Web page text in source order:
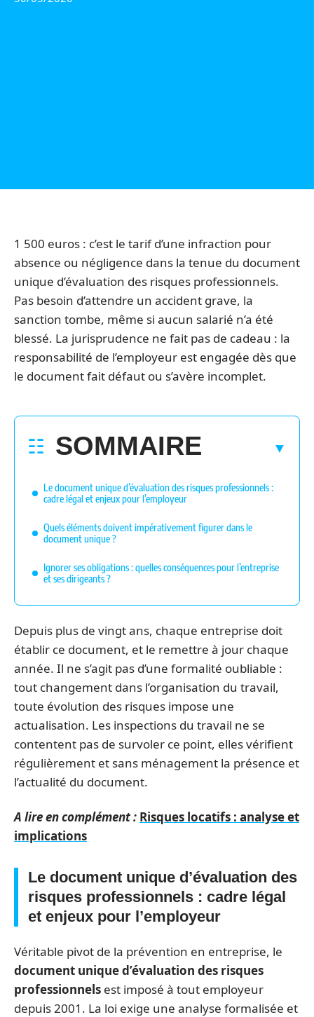
1 500 euros : c’est le tarif d’une infraction pour
absence ou négligence dans la tenue du document
unique d’évaluation des risques professionnels.
Pas besoin d’attendre un accident grave, la
sanction tombe, même si aucun salarié n’a été
blessé. La jurisprudence ne fait pas de cadeau : la
responsabilité de l’employeur est engagée dès que
le document fait défaut ou s’avère incomplet.
SOMMAIRE
Le document unique d’évaluation des risques professionnels :
cadre légal et enjeux pour l’employeur
Quels éléments doivent impérativement figurer dans le
document unique ?
Ignorer ses obligations : quelles conséquences pour l’entreprise
et ses dirigeants ?
Depuis plus de vingt ans, chaque entreprise doit
établir ce document, et le remettre à jour chaque
année. Il ne s’agit pas d’une formalité oubliable :
tout changement dans l’organisation du travail,
toute évolution des risques impose une
actualisation. Les inspections du travail ne se
contentent pas de survoler ce point, elles vérifient
régulièrement et sans ménagement la présence et
l’actualité du document.
A lire en complément : Risques locatifs : analyse et
implications
Le document unique d’évaluation des
risques professionnels : cadre légal
et enjeux pour l’employeur
Véritable pivot de la prévention en entreprise, le
document unique d’évaluation des risques
professionnels est imposé à tout employeur
depuis 2001. La loi exige une analyse formalisée et